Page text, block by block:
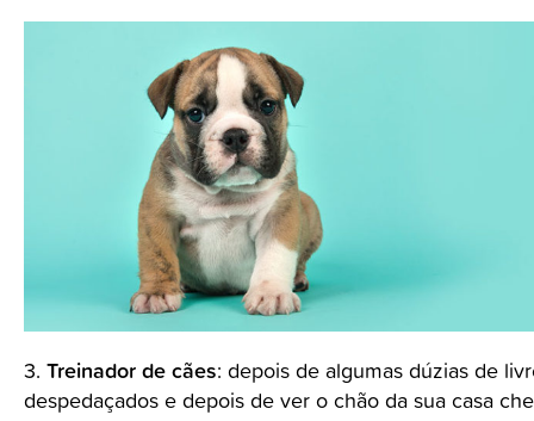
3. Treinador de cães: depois de algumas dúzias de
despedaçados e depois de ver o chão da sua casa